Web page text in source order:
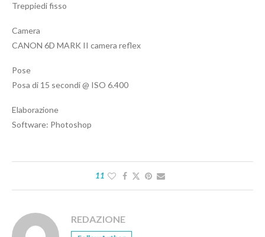
Treppiedi fisso
Camera
CANON 6D MARK II camera reflex
Pose
Posa di 15 secondi @ ISO 6.400
Elaborazione
Software: Photoshop
11
REDAZIONE